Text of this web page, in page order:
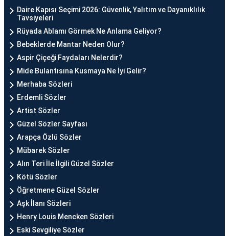
Daire Kapısı Seçimi 2026: Güvenlik, Yalıtım ve Dayanıklılık
Tavsiyeleri
Rüyada Ablamı Görmek Ne Anlama Geliyor?
Bebeklerde Mantar Neden Olur?
Aspir Çiçeği Faydaları Nelerdir?
Mide Bulantısına Kusmaya Ne İyi Gelir?
Merhaba Sözleri
Erdemli Sözler
Artist Sözler
Güzel Sözler Sayfası
Arapça Özlü Sözler
Mübarek Sözler
Alın Teri İle İlgili Güzel Sözler
Kötü Sözler
Öğretmene Güzel Sözler
Aşk İlanı Sözleri
Henry Louis Mencken Sözleri
Eski Sevgiliye Sözler